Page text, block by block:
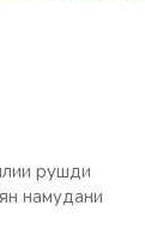
рушди
намудани